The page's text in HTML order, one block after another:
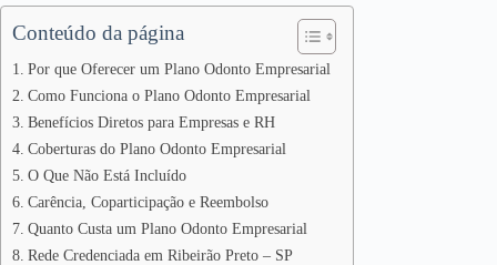
Conteúdo da página
Por que Oferecer um Plano Odonto Empresarial
Como Funciona o Plano Odonto Empresarial
Benefícios Diretos para Empresas e RH
Coberturas do Plano Odonto Empresarial
O Que Não Está Incluído
Carência, Coparticipação e Reembolso
Quanto Custa um Plano Odonto Empresarial
Rede Credenciada em Ribeirão Preto – SP